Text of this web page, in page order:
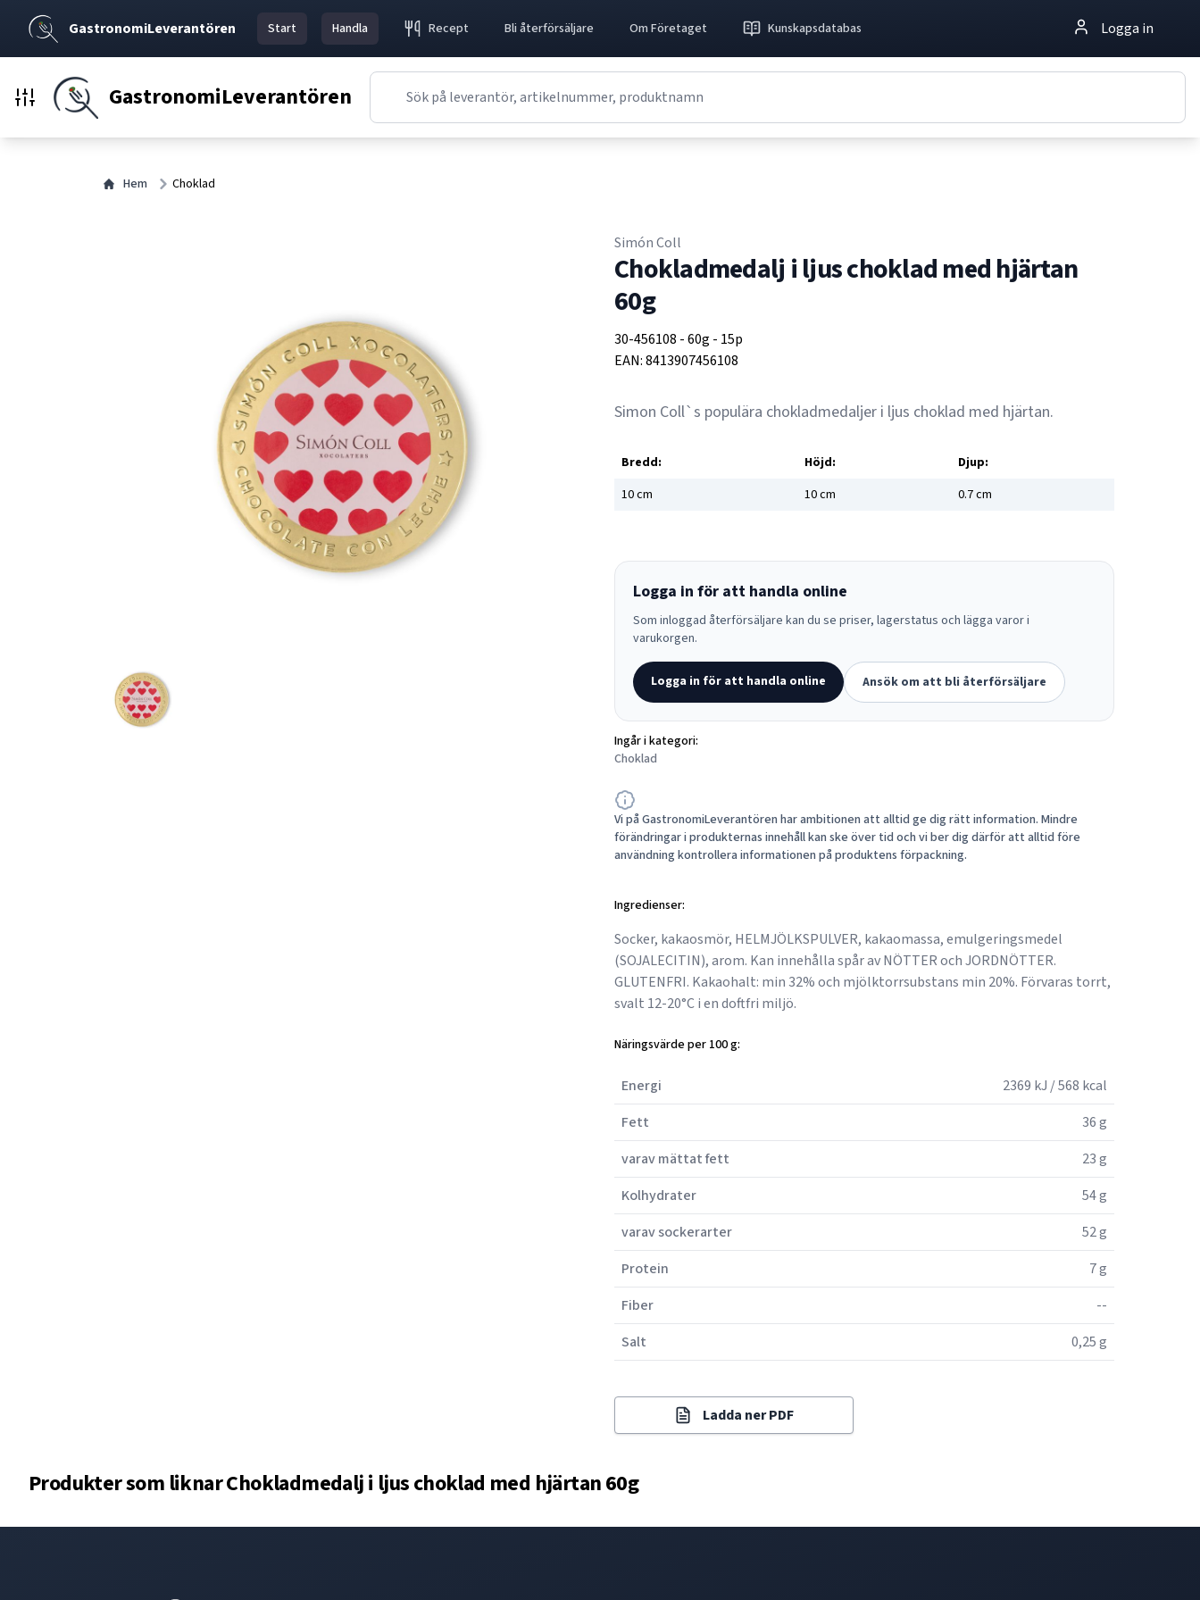
GastronomiLeverantören Start Handla Recept Bli återförsäljare Om Företaget Kunskapsdatabas Logga in
GastronomiLeverantören
Hem Choklad
Simón Coll
Chokladmedalj i ljus choklad med hjärtan
60g
30-456108 -60g - 15p
EAN:8413907456108
Simon Coll`s populära chokladmedaljer i ljus choklad med hjärtan.
Bredd: Höjd:
Djup:
10cm 10cm 0.7cm
Logga in för att handla online
Som inloggad återförsäljare kan du se priser, lagerstatus och lägga varor i
varukorgen.
Logga in för att handla online Ansök om att bli återförsäljare
Ingår i kategori:
Choklad
Vi på GastronomiLeverantören har ambitionen att alltid ge dig rätt information. Mindre
förändringar i produkternas innehåll kan ske över tid och vi ber dig därför att alltid före
användning kontrollera informationen på produktens förpackning.
Ingredienser:
Socker, kakaosmör, HELMJÖLKSPULVER, kakaomassa, emulgeringsmedel
(SOJALECITIN), arom. Kan innehålla spår av NÖTTER och JORDNÖTTER.
GLUTENFRI. Kakaohalt: min 32% och mjölktorrsubstans min 20%. Förvaras torrt,
svalt 12-20°C i en doftfri miljö.
Näringsvärde per 100 g:
Energi
2369 kJ / 568 kcal
Fett
36 g
varav mättat fett
23 g
Kolhydrater
54 g
varav sockerarter
52 g
Protein
7 g
Fiber
--
Salt
0,25 g
Ladda ner PDF
Produkter som liknarChokladmedalj i ljus choklad med hjärtan 60g